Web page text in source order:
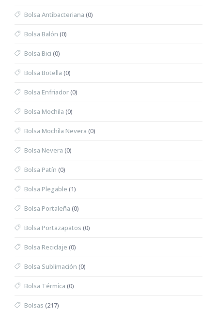
Bolsa Antibacteriana (0)
Bolsa Balón (0)
Bolsa Bici (0)
Bolsa Botella (0)
Bolsa Enfriador(0)
Bolsa Mochila (0)
Bolsa Mochila Nevera (0)
Bolsa Nevera (0)
Bolsa Patín (0)
Bolsa Plegable (1)
Bolsa Portaleña (0)
Bolsa Portazapatos (0)
Bolsa Reciclaje (0)
Bolsa Sublimación (0)
Bolsa Térmica (0)
Bolsas (217)